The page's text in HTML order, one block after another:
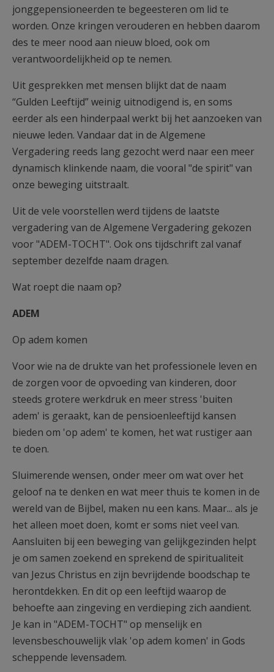
jonggepensioneerden te begeesteren om lid te
worden. Onze kringen verouderen en hebben daarom
des te meer nood aan nieuw bloed, ook om
verantwoordelijkheid op te nemen.
Uit gesprekken met mensen blijkt dat de naam
“Gulden Leeftijd” weinig uitnodigend is, en soms
eerder als een hinderpaal werkt bij het aanzoeken van
nieuwe leden. Vandaar dat in de Algemene
Vergadering reeds lang gezocht werd naar een meer
dynamisch klinkende naam, die vooral "de spirit" van
onze beweging uitstraalt.
Uit de vele voorstellen werd tijdens de laatste
vergadering van de Algemene Vergadering gekozen
voor "ADEM-TOCHT". Ook ons tijdschrift zal vanaf
september dezelfde naam dragen.
Wat roept die naam op?
ADEM
Op adem komen
Voor wie na de drukte van het professionele leven en
de zorgen voor de op­voeding van kinderen, door
steeds grotere werkdruk en meer stress 'buiten
adem' is geraakt, kan de pensioenleeftijd kansen
bieden om 'op adem' te ko­men, het wat rustiger aan
te doen.
Sluimerende wensen, onder meer om wat over het
geloof na te denken en wat meer thuis te komen in de
wereld van de Bijbel, maken nu een kans. Maar... als je
het alleen moet doen, komt er soms niet veel van.
Aansluiten bij een beweging van gelijkgezinden helpt
je om samen zoekend en sprekend de spi­ritualiteit
van Jezus Christus en zijn bevrijdende boodschap te
herontdek­ken. En dit op een leeftijd waarop de
behoefte aan zingeving en verdieping zich aandient.
Je kan in "ADEM-TOCHT" op menselijk en
levensbeschouwe­lijk vlak 'op adem komen' in Gods
scheppende levensadem.